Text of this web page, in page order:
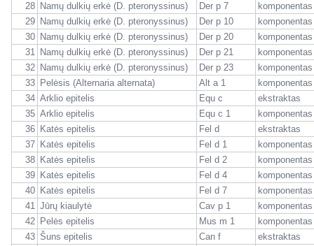
28 Namų dulkių erkė (D. pteronyssinus) Der p 7
komponentas
29 Namų dulkių erkė (D. pteronyssinus) Der p 10
komponentas
30 Namų dulkių erkė (D. pteronyssinus) Der p 20
komponentas
31 Namų dulkių erkė (D. pteronyssinus) Der p 21
komponentas
32 Namų dulkių erkė (D. pteronyssinus) Der p 23
komponentas
33 Pelėsis (Alternaria alternata) Alt a 1
komponentas
34 Arklio epitelis Equ c
ekstraktas
35 Arklio epitelis Equ c 1
komponentas
36 Katės epitelis Fel d
ekstraktas
37 Katės epitelis Fel d 1
komponentas
38 Katės epitelis Fel d 2
komponentas
39 Katės epitelis Fel d 4
komponentas
40 Katės epitelis Fel d 7
komponentas
41 Jūrų kiaulytė Cav p 1
komponentas
42 Pelės epitelis Mus m 1
komponentas
43 Šuns epitelis Can f
ekstraktas